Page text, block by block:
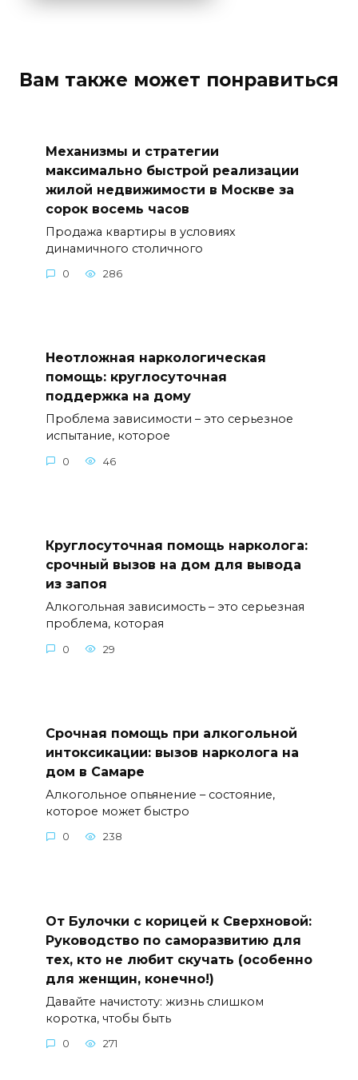
Вам также может понравиться
Механизмы и стратегии
максимально быстрой реализации
жилой недвижимости в Москве за
сорок восемь часов
Продажа квартиры в условиях
динамичного столичного
0 286
Неотложная наркологическая
помощь: круглосуточная
поддержка на дому
Проблема зависимости – это серьезное
испытание, которое
0 46
Круглосуточная помощь нарколога:
срочный вызов на дом для вывода
из запоя
Алкогольная зависимость – это серьезная
проблема, которая
0 29
Срочная помощь при алкогольной
интоксикации: вызов нарколога на
дом в Самаре
Алкогольное опьянение – состояние,
которое может быстро
0 238
От Булочки с корицей к Сверхновой:
Руководство по саморазвитию для
тех, кто не любит скучать (особенно
для женщин, конечно!)
Давайте начистоту: жизнь слишком
коротка, чтобы быть
0 271